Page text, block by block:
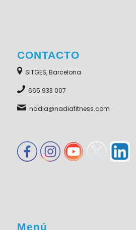
CONTACTO
SITGES, Barcelona
665 933 007
nadia@nadiafitness.com
Menú